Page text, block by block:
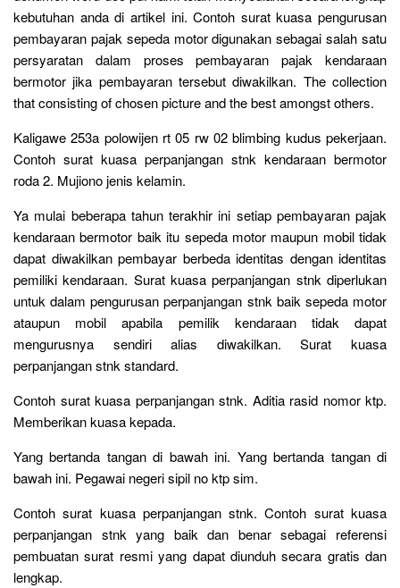
kebutuhan anda di artikel ini. Contoh surat kuasa pengurusan
pembayaran pajak sepeda motor digunakan sebagai salah satu
persyaratan dalam proses pembayaran pajak kendaraan
bermotor jika pembayaran tersebut diwakilkan. The collection
that consisting of chosen picture and the best amongst others.
Kaligawe 253a polowijen rt 05 rw 02 blimbing kudus pekerjaan.
Contoh surat kuasa perpanjangan stnk kendaraan bermotor
roda 2. Mujiono jenis kelamin.
Ya mulai beberapa tahun terakhir ini setiap pembayaran pajak
kendaraan bermotor baik itu sepeda motor maupun mobil tidak
dapat diwakilkan pembayar berbeda identitas dengan identitas
pemiliki kendaraan. Surat kuasa perpanjangan stnk diperlukan
untuk dalam pengurusan perpanjangan stnk baik sepeda motor
ataupun mobil apabila pemilik kendaraan tidak dapat
mengurusnya sendiri alias diwakilkan. Surat kuasa
perpanjangan stnk standard.
Contoh surat kuasa perpanjangan stnk. Aditia rasid nomor ktp.
Memberikan kuasa kepada.
Yang bertanda tangan di bawah ini. Yang bertanda tangan di
bawah ini. Pegawai negeri sipil no ktp sim.
Contoh surat kuasa perpanjangan stnk. Contoh surat kuasa
perpanjangan stnk yang baik dan benar sebagai referensi
pembuatan surat resmi yang dapat diunduh secara gratis dan
lengkap.